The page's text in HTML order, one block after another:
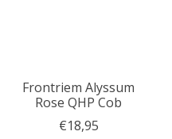
Frontriem Alyssum
Rose QHP Cob
€18,95